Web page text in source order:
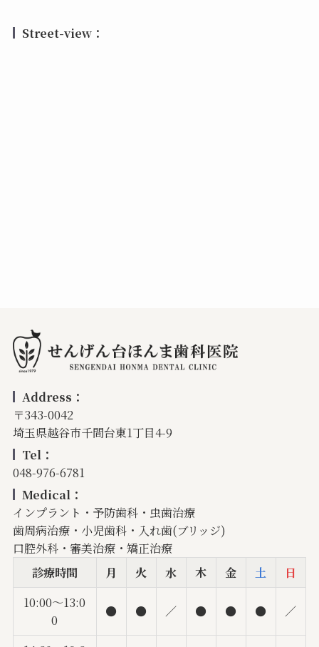
Street-view：
Address：
〒343-0042
埼玉県越谷市千間台東1丁目4-9
Tel：
048-976-6781
Medical：
インプラント・予防歯科・虫歯治療
歯周病治療・小児歯科・入れ歯(ブリッジ)
口腔外科・審美治療・矯正治療
診療時間
月 火 水 木 金 土
日
10:00〜13:0
0
● ● ／ ● ● ● ／